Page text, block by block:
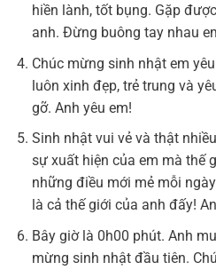
hiền lành, tốt bụng. Gặp
anh. Đừng buông tay nhau
Chúc mừng sinh nhật em
luôn xinh đẹp, trẻ trung và
gỡ. Anh yêu em!
Sinh nhật vui vẻ và thật
sự xuất hiện của em mà thế
những điều mới mẻ mỗi
là cả thế giới của anh đấy!
Bây giờ là 0h00 phút. Anh
mừng sinh nhật đầu tiên.